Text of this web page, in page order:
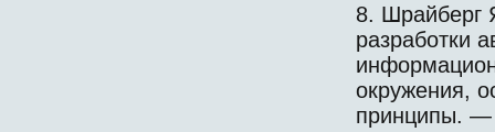
8. Шрайберг
разработки
окружения,
принципы.